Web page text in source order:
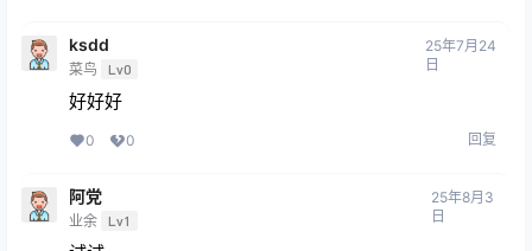
ksdd
菜鸟 Lv0
25年7月24
日
好好好
0 0 回复
阿党
业余 Lv1
25年8月3
日